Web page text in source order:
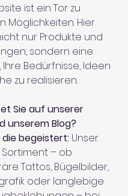
ist ein Tor zu
Möglichkeiten. Hier
nur Produkte und
sondern eine
Ihre Bedürfnisse, Ideen
zu realisieren.
Sie auf unserer
unserem Blog?
die begeistert: Unser
– ob
Tattos, Bügelbilder,
oder langlebige